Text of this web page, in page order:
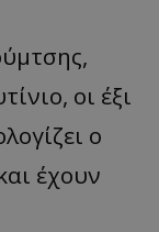
οι έξι
ο
έχουν